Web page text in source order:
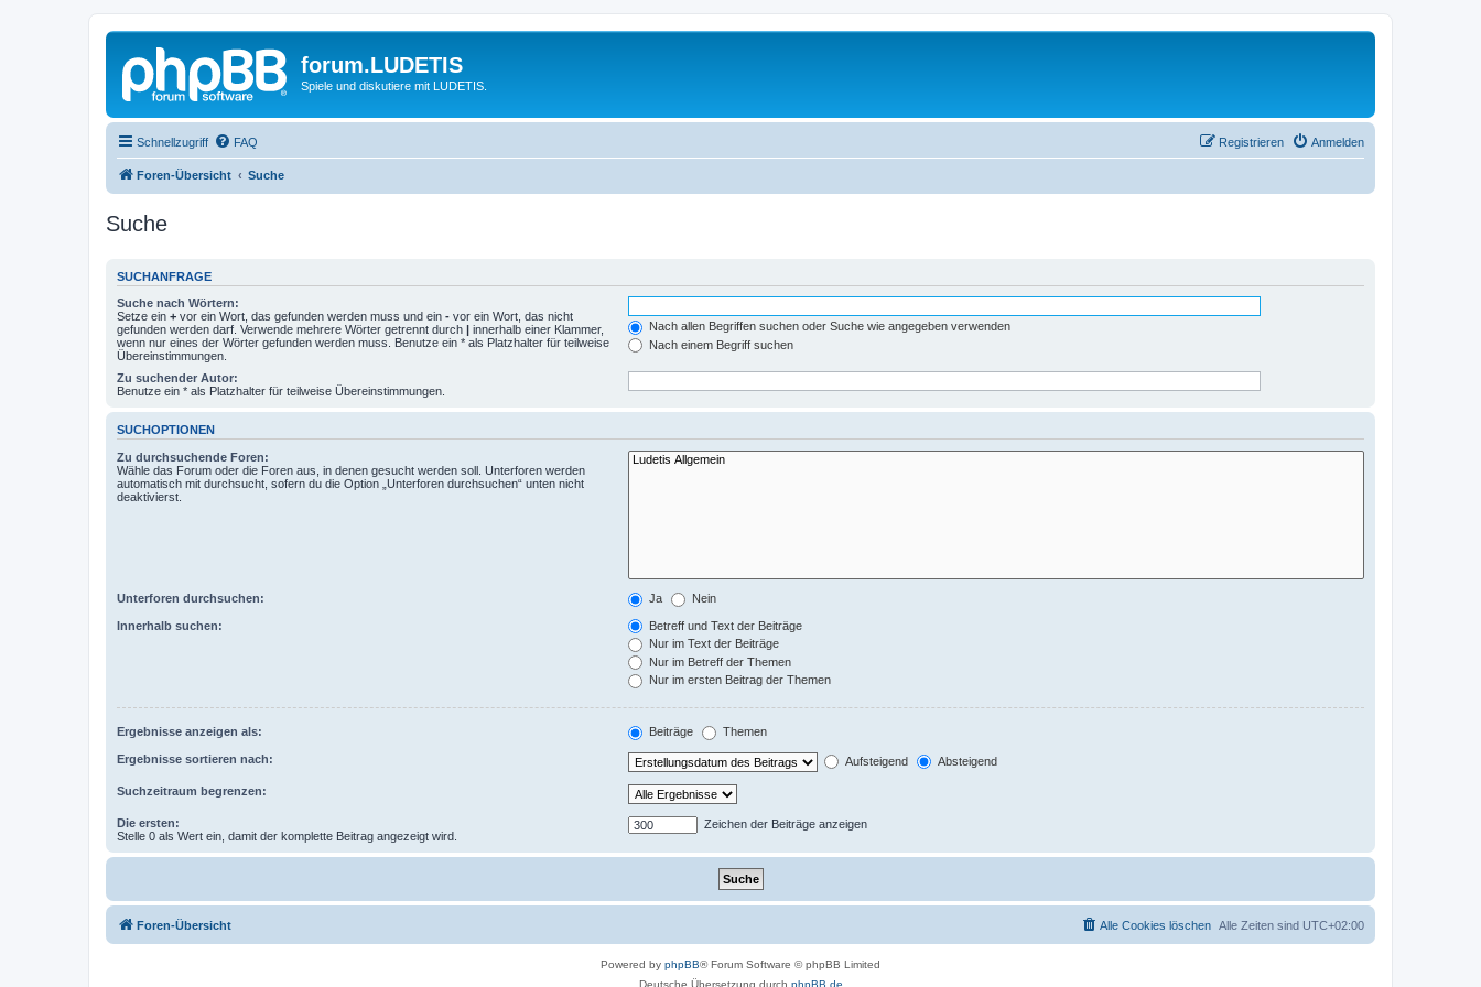
forum.LUDETIS
Spiele und diskutiere mit LUDETIS.
Schnellzugriff FAQ Anmelden
Registrieren
Foren-Übersicht Suche
Suche
SUCHANFRAGE
Suche nach Wörtern:
Setze ein + vor ein Wort, das gefunden werden muss und ein - vor ein Wort, das nicht
gefunden werden darf. Verwende mehrere Wörter getrennt durch | innerhalb einer Klammer,
wenn nur eines der Wörter gefunden werden muss. Benutze ein * als Platzhalter für teilweise
Übereinstimmungen.
Nach allen Begriffen suchen oder Suche wie angegeben verwenden
Nach einem Begriff suchen
Zu suchender Autor:
Benutze ein * als Platzhalter für teilweise Übereinstimmungen.
SUCHOPTIONEN
Zu durchsuchende Foren:
Wähle das Forum oder die Foren aus, in denen gesucht werden soll. Unterforen werden
automatisch mit durchsucht, sofern du die Option „Unterforen durchsuchen“ unten nicht
deaktivierst.
Unterforen durchsuchen: Ja Nein
Innerhalb suchen:
Betreff und Text der Beiträge
Nur im Text der Beiträge
Nur im Betreff der Themen
Nur im ersten Beitrag der Themen
Ergebnisse anzeigen als: Beiträge Themen
Ergebnisse sortieren nach: Aufsteigend Absteigend
Suchzeitraum begrenzen:
Die ersten:
Stelle 0 als Wert ein, damit der komplette Beitrag angezeigt wird.
Zeichen der Beiträge anzeigen
Foren-Übersicht Alle Zeiten sind UTC+02:00
Alle Cookies löschen
Powered by phpBB® Forum Software © phpBB Limited
Deutsche Übersetzung durch phpBB.de